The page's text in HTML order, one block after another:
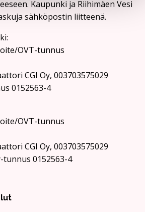
Kaupunki ja Riihimäen Vesi
sähköpostin liitteenä.
OVT-tunnus
CGI Oy, 003703575029
0152563-4
OVT-tunnus
CGI Oy, 003703575029
tunnus 0152563-4